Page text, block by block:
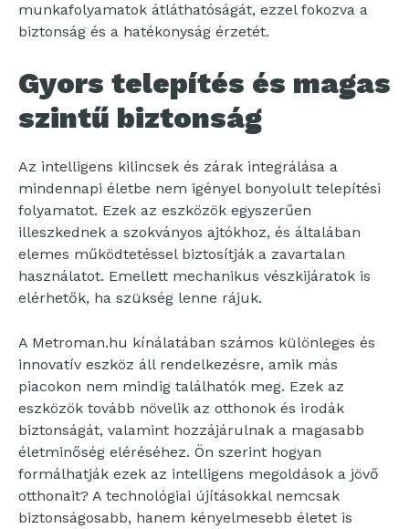
munkafolyamatok átláthatóságát, ezzel fokozva a
biztonság és a hatékonyság érzetét.
Gyors telepítés és magas
szintű biztonság
Az intelligens kilincsek és zárak integrálása a
mindennapi életbe nem igényel bonyolult telepítési
folyamatot. Ezek az eszközök egyszerűen
illeszkednek a szokványos ajtókhoz, és általában
elemes működtetéssel biztosítják a zavartalan
használatot. Emellett mechanikus vészkijáratok is
elérhetők, ha szükség lenne rájuk.
A Metroman.hu kínálatában számos különleges és
innovatív eszköz áll rendelkezésre, amik más
piacokon nem mindig találhatók meg. Ezek az
eszközök tovább növelik az otthonok és irodák
biztonságát, valamint hozzájárulnak a magasabb
életminőség eléréséhez. Ön szerint hogyan
formálhatják ezek az intelligens megoldások a jövő
otthonait? A technológiai újításokkal nemcsak
biztonságosabb, hanem kényelmesebb életet is